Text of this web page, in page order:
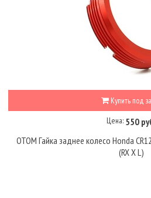
Купить под
Цена: 550
OTOM Гайка заднее колесо Honda
(RX X L)